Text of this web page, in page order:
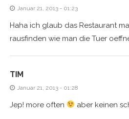
Januar 21, 2013 - 01:23
Haha ich glaub das Restaurant
rausfinden wie man die Tuer
TIM
Januar 21, 2013 - 01:28
Jep! more often aber keinen